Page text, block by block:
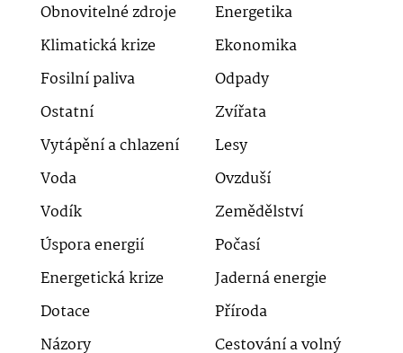
Obnovitelné zdroje
Energetika
Klimatická krize
Ekonomika
Fosilní paliva
Odpady
Ostatní
Zvířata
Vytápění a chlazení
Lesy
Voda
Ovzduší
Vodík
Zemědělství
Úspora energií
Počasí
Energetická krize
Jaderná energie
Dotace
Příroda
Názory
Cestování a volný